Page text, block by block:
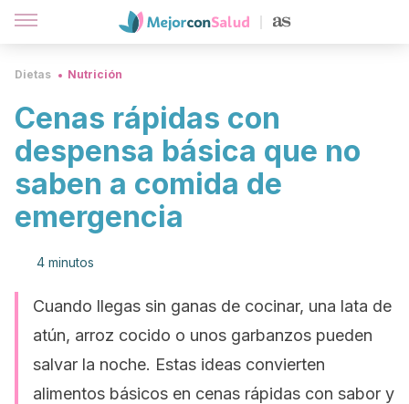
Dietas Nutrición
Cenas rápidas con
despensa básica que no
saben a comida de
emergencia
4 minutos
Cuando llegas sin ganas de cocinar, una lata de
atún, arroz cocido o unos garbanzos pueden
salvar la noche. Estas ideas convierten
alimentos básicos en cenas rápidas con sabor y